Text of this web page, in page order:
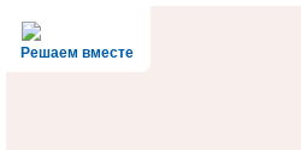
Решаем вместе